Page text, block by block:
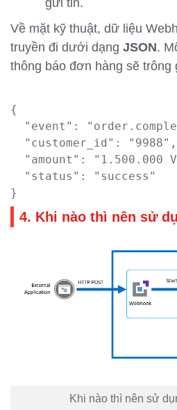
Về mặt kỹ thuật, dữ liệu
truyền đi dưới dạng JSON.
thông báo đơn hàng sẽ trông
{
"event":
  "customer_id": "9988",
"amount": "1.500.000
  "status": "success"
4. Khi nào thì nên sử
Khi nào thì nên sử